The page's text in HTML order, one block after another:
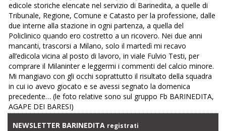
edicole storiche elencate nel servizio di Barinedita, a quelle di
Tribunale, Regione, Comune e Catasto per la professione, dalle
due interne alla stazione in ogni partenza, a quella del
Policlinico quando ero costretto a un ricovero. Nei due anni
mancanti, trascorsi a Milano, solo il martedì mi recavo
all’edicola vicina al posto di lavoro, in viale Fulvio Testi, per
comprare il Milaninter e leggermi i commenti del calcio minore.
Mi mangiavo con gli occhi soprattutto il risultato della squadra
in cui io avevo giocato e se avessi segnato la domenica
precedente… (le foto relative sono sul gruppo Fb BARINEDITA,
AGAPE DEI BARESI)
NEWSLETTER BARINEDITA registrati